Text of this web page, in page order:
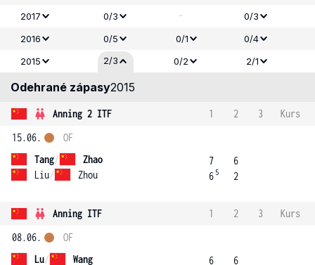
2017
0/3 -
0/3
2016
0/5 0/1
0/4
2015
2/3 0/2 2/1
Odehrané zápasy2015
Anning 2 ITF 1 2 3
Kurs
15.06.
Tang/
Zhao
Liu/ Zhou
OF
7
6 5
6
2
Anning ITF 1 2 3
Kurs
08.06.
Lu/
Wang
OF
6
6